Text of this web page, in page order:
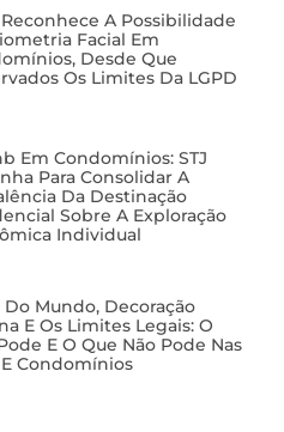
Reconhece A Possibilidade
Facial Em
Desde Que
Os Limites Da LGPD
Em Condomínios: STJ
Para Consolidar A
Da Destinação
Sobre A Exploração
Individual
Do Mundo, Decoração
E Os Limites Legais: O
E O Que Não Pode Nas
E Condomínios